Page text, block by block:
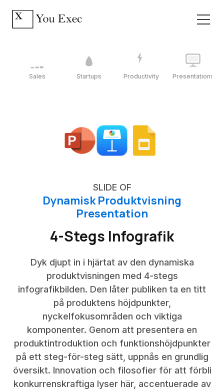
Sales Startups Productivity Presentations
SLIDE OF
Dynamisk Produktvisning
Presentation
4-Stegs Infografik
Dyk djupt in i hjärtat av den dynamiska
produktvisningen med 4-stegs
infografikbilden. Den låter publiken ta en titt
på produktens höjdpunkter,
nyckelfokusområden och viktiga
komponenter. Genom att presentera en
produktintroduktion och funktionshöjdpunkter
på ett steg-för-steg sätt, uppnås en grundlig
översikt. Innovation och filosofier för att förbli
konkurrenskraftiga lyser här, accentuerade av